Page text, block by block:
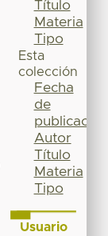
Título
Materia
Tipo
Esta
colección
Fecha
de
publicación
Autor
Título
Materia
Tipo
Usuario